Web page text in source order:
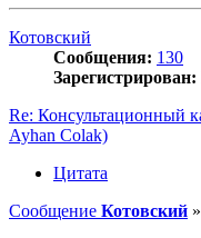
Котовский
Сообщения: 130
Зарегистрирован:
Re: Консультационный
Ayhan Colak)
Цитата
Сообщение Котовский »